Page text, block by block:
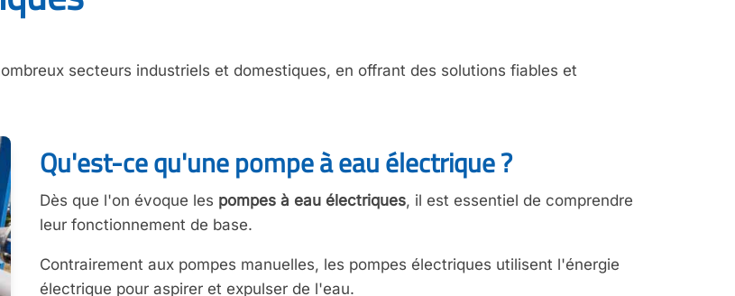
secteurs industriels et domestiques, en offrant des solutions fiables et
Qu'est-ce qu'une pompe à eau électrique ?
Dès que l'on évoque les pompes à eau électriques, il est essentiel de comprendre
leur fonctionnement de base.
Contrairement aux pompes manuelles, les pompes électriques utilisent l'énergie
électrique pour aspirer et expulser de l'eau.